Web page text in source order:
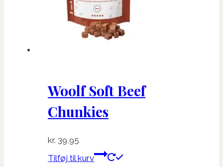
Woolf Soft Beef
Chunkies
kr. 39,95
Tilføj til kurv